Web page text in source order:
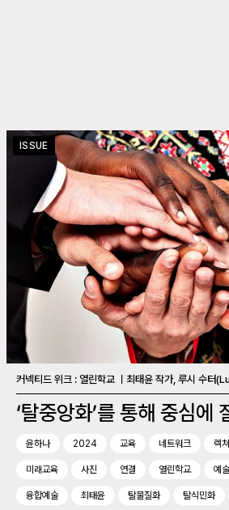
ISSUE
커넥티드 위크 : 열린학교 ㅣ최태윤 작가, 루시 수
‘탈중앙화’를 통해 중심에
윤하나 2024 교육 네트워크 렉쳐
미래교육 사진 연결 열린학교 예
융합예술 최태윤 탈물질화 탈식민화